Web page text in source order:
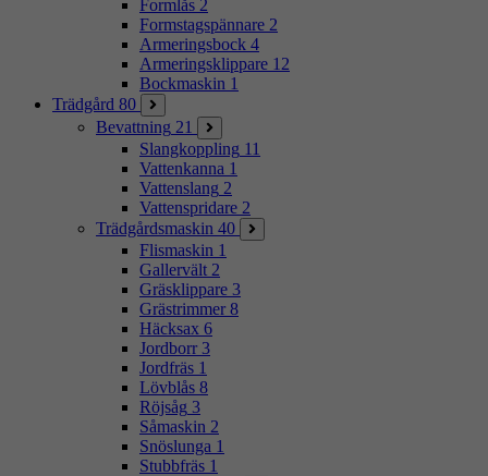
Formlås 2
Formstagspännare 2
Armeringsbock 4
Armeringsklippare 12
Bockmaskin 1
Trädgård 80
Bevattning 21
Slangkoppling 11
Vattenkanna 1
Vattenslang 2
Vattenspridare 2
Trädgårdsmaskin 40
Flismaskin 1
Gallervält 2
Gräsklippare 3
Grästrimmer 8
Häcksax 6
Jordborr 3
Jordfräs 1
Lövblås 8
Röjsåg 3
Såmaskin 2
Snöslunga 1
Stubbfräs 1